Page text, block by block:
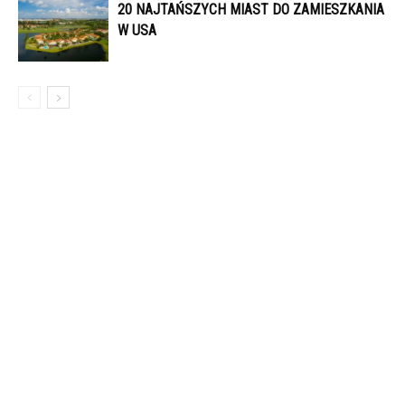
20 NAJTAŃSZYCH MIAST DO ZAMIESZKANIA
W USA